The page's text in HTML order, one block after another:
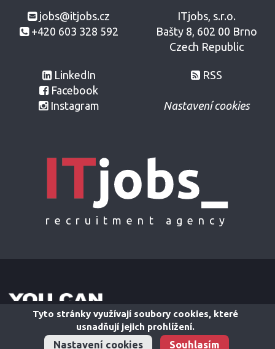
jobs@itjobs.cz
+420 603 328 592
LinkedIn
Facebook
Instagram
ITjobs, s.r.o.
Bašty 8, 602 00 Brno
Czech Republic
RSS
Nastavení cookies
recruitment agency
Tyto stránky využívají soubory cookies, které
usnadňují jejich prohlížení.
Nastavení cookies Souhlasím